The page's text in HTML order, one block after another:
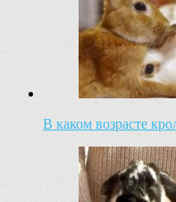
В каком возрасте